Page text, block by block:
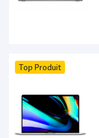
Top Produit